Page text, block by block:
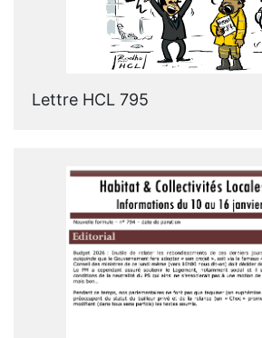
Lettre HCL 795